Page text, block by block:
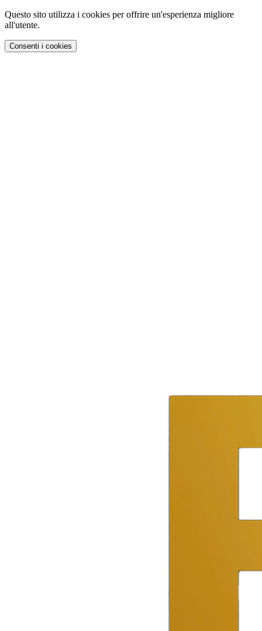
Questo sito utilizza i cookies per offrire un'esperienza migliore
all'utente.
Consenti i cookies